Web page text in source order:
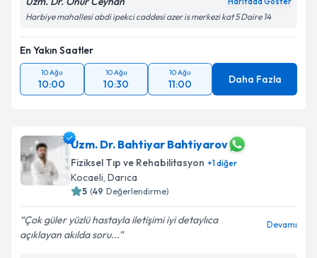
Harbiye mahallesi abdi ipekci caddesi azer is merkezi kat 5 Daire 14
En Yakın Saatler
10 Ağu
10:00
10 Ağu
10:30
10 Ağu
11:00 Daha Fazla
Uzm. Dr. Bahtiyar Bahtiyarov
Fiziksel Tıp ve Rehabilitasyon +1diğer
Kocaeli, Darıca
5 (49 Değerlendirme)
Çok güler yüzlü hastayla iletişimi iyi detaylıca
açıklayan akılda soru...
Devamı